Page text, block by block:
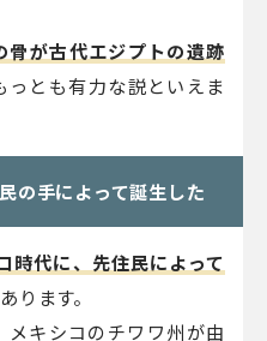
骨が古代エジプトの遺跡
っとも有力な説といえま
の手によって誕生した
時代に、先住民によって
ります。
キシコのチワワ州が由